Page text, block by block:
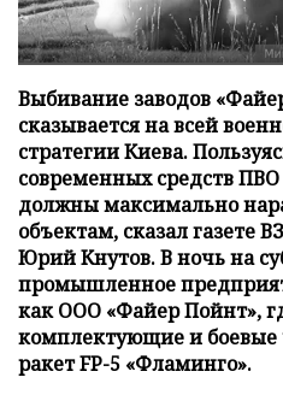
Выбивание заводов
сказывается на всей
стратегии Киева.
современных средств
должны максимально
объектам, сказал газете
Юрий Кнутов. В ночь на
промышленное
как ООО «Файер Пойнт»,
комплектующие и боевые
ракет FP-5 «Фламинго».